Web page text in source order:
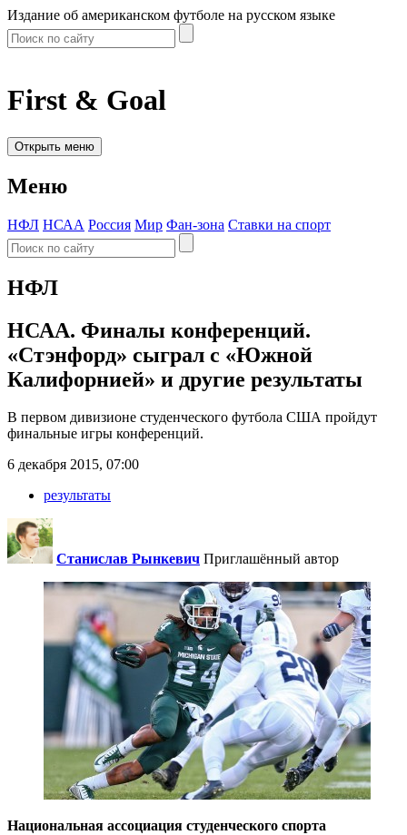
Издание об американском футболе на русском языке
First & Goal
Открыть меню
Меню
НФЛ НСАА Россия Мир Фан-зона Ставки на спорт
НФЛ
НСАА. Финалы конференций.
«Стэнфорд» сыграл с «Южной
Калифорнией» и другие результаты
В первом дивизионе студенческого футбола США пройдут
финальные игры конференций.
6 декабря 2015, 07:00
результаты
Станислав Рынкевич Приглашённый автор
Национальная ассоциация студенческого спорта